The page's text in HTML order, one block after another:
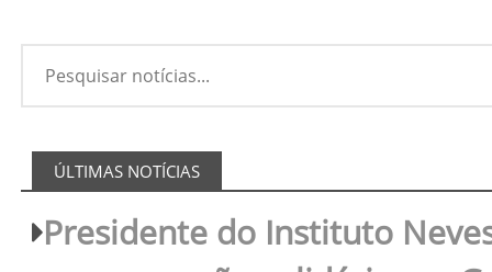
ÚLTIMAS NOTÍCIAS
Presidente do Instituto